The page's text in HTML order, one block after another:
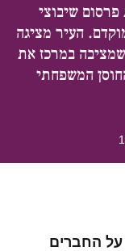
שיבוצי
העיר מציגה
במרכז את
המשפחתי
על החברים